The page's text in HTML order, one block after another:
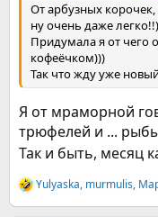
От арбузных корочек,
ну очень даже
Придумала я от чего
кофеёчком)))
Так что жду уже
Я от мраморной
трюфелей и ...
Так и быть, месяц
Р
е
Yulyaska, murmulis,